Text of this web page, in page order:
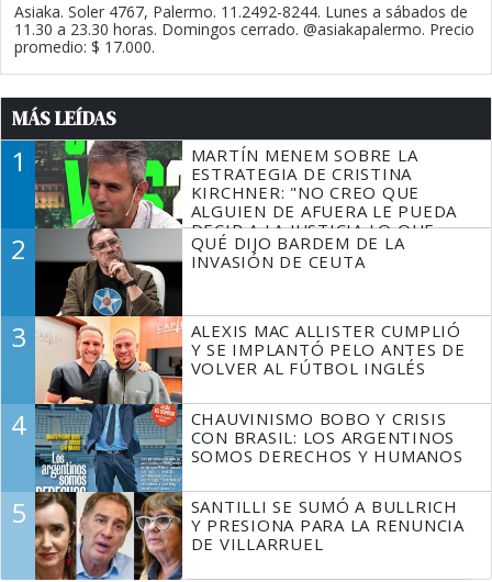
Asiaka. Soler 4767, Palermo. 11.2492-8244. Lunes a sábados de
11.30 a 23.30 horas. Domingos cerrado. @asiakapalermo. Precio
promedio: $ 17.000.
MÁS LEÍDAS
1
MARTÍN MENEM SOBRE LA
ESTRATEGIA DE CRISTINA
KIRCHNER: "NO CREO QUE
ALGUIEN DE AFUERA LE PUEDA
DECIR A LA JUSTICIA LO QUE
TIENE QUE HACER"
2
QUÉ DIJO BARDEM DE LA
INVASIÓN DE CEUTA
3
ALEXIS MAC ALLISTER CUMPLIÓ
Y SE IMPLANTÓ PELO ANTES DE
VOLVER AL FÚTBOL INGLÉS
4
CHAUVINISMO BOBO Y CRISIS
CON BRASIL: LOS ARGENTINOS
SOMOS DERECHOS Y HUMANOS
5
SANTILLI SE SUMÓ A BULLRICH
Y PRESIONA PARA LA RENUNCIA
DE VILLARRUEL